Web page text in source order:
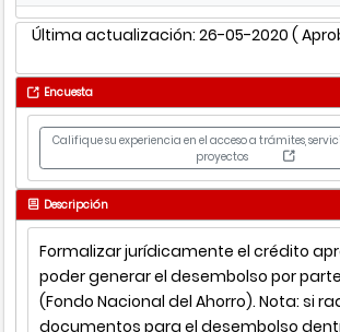
Última actualización: 26-05-2020 (
Encuesta
Califique su experiencia en el acceso a trámites,
proyectos
Descripción
Formalizar jurídicamente el crédito
poder generar el desembolso por parte
(Fondo Nacional del Ahorro). Nota: si
documentos para el desembolso